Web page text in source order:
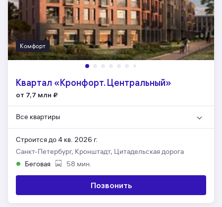
Комфорт
Квартал «Кронфорт. Центральный»
от 7,7 млн ₽
Все квартиры
Строится до 4 кв. 2026 г.
Санкт-Петербург, Кронштадт, Цитадельская дорога
Беговая
58 мин.
Позвонить